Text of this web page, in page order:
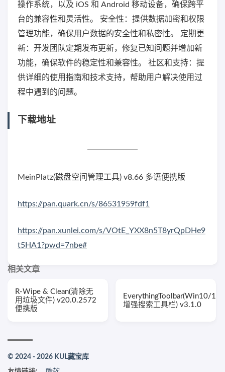
操作系统，以及 iOS 和 Android 移动设备，确保跨平
台的兼容性和灵活性。 安全性：提供数据加密和权限
管理功能，确保用户数据的安全性和私密性。 定期更
新：开发团队定期发布更新，修复已知问题并增加新
功能，确保软件的稳定性和兼容性。 社区和支持：提
供详细的使用指南和技术支持，帮助用户解决使用过
程中遇到的问题。
下载地址
MeinPlatz(磁盘空间管理工具) v8.66 多语便携版
https://pan.quark.cn/s/86531959fdf1
https://pan.xunlei.com/s/VOtE_YXX8n5T8yrQpDHe9
t5HA1?pwd=7nbe#
相关文章
R-Wipe & Clean(清除无
用垃圾文件) v20.0.2572
便携版
EverythingToolbar(Win10/11
增强搜索工具栏) v3.1.0
© 2024 - 2026 KUL藏宝库